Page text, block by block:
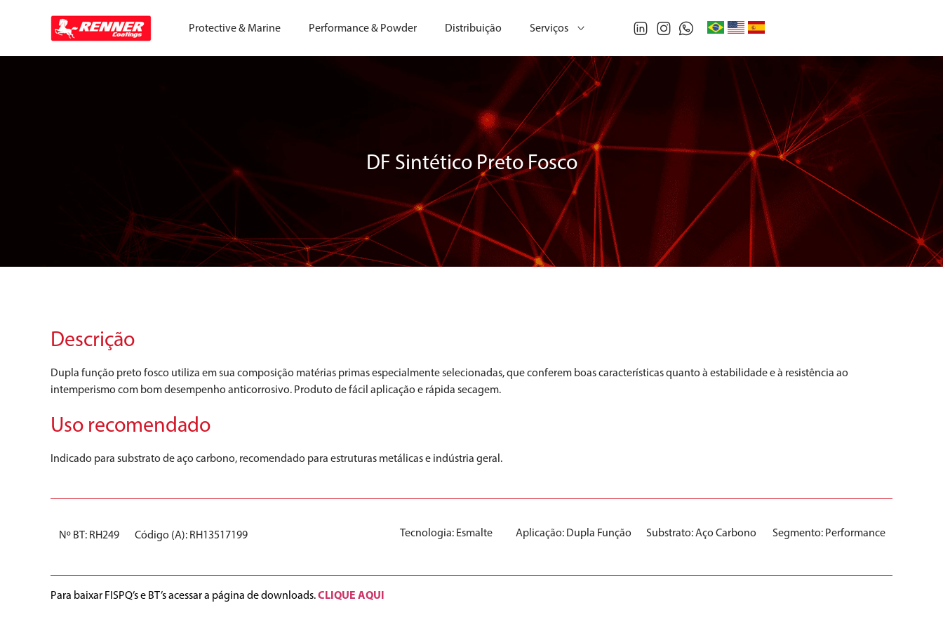
Protective & Marine Performance & Powder Distribuição Serviços
DF Sintético Preto Fosco
Descrição
Dupla função preto fosco utiliza em sua composição matérias primas especialmente selecionadas, que conferem boas características quanto à estabilidade e à resistência ao
intemperismo com bom desempenho anticorrosivo. Produto de fácil aplicação e rápida secagem.
Uso recomendado
Indicado para substrato de aço carbono, recomendado para estruturas metálicas e indústria geral.
Nº BT: RH249 Código (A): RH13517199 Tecnologia: Esmalte Aplicação: Dupla Função Substrato:Aço Carbono Segmento: Performance
Para baixar FISPQ’s e BT’s acessar a página de downloads.CLIQUE AQUI